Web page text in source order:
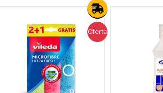
Oferta